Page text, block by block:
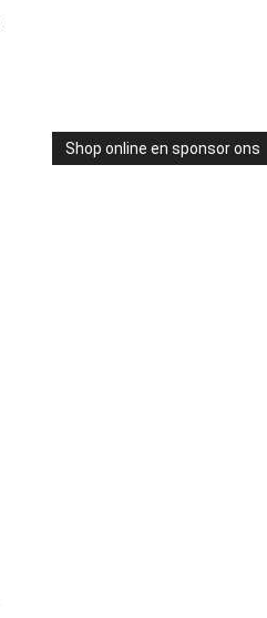
Shop online en sponsor ons